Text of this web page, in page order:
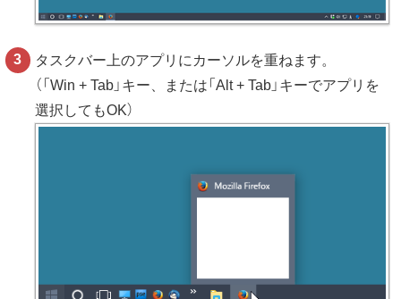
タスクバー上のアプリにカーソルを重ねます。
（「Win + Tab」キー、または「Alt + Tab」キーでアプリを
選択してもOK）